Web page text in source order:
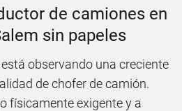
de camiones en
sin papeles
observando una creciente
de chofer de camión.
físicamente exigente y a